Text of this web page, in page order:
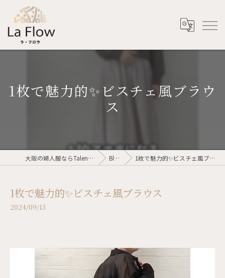
1枚で魅力的✨ビスチェ風ブラウ
ス
大阪の婦人服ならTalent voler Blog 1枚で魅力的✨ビスチェ風ブラウス
1枚で魅力的✨ビスチェ風ブラウス
2024/09/13